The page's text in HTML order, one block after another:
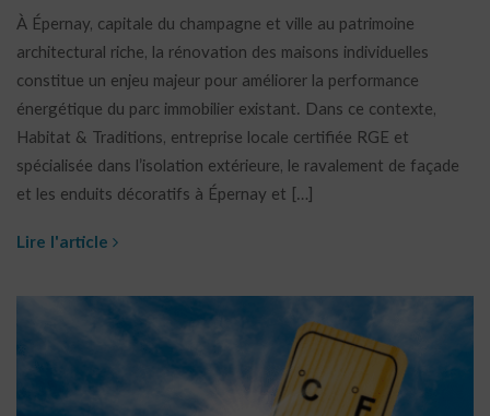
À Épernay, capitale du champagne et ville au patrimoine
architectural riche, la rénovation des maisons individuelles
constitue un enjeu majeur pour améliorer la performance
énergétique du parc immobilier existant. Dans ce contexte,
Habitat & Traditions, entreprise locale certifiée RGE et
spécialisée dans l’isolation extérieure, le ravalement de façade
et les enduits décoratifs à Épernay et […]
Lire l'article